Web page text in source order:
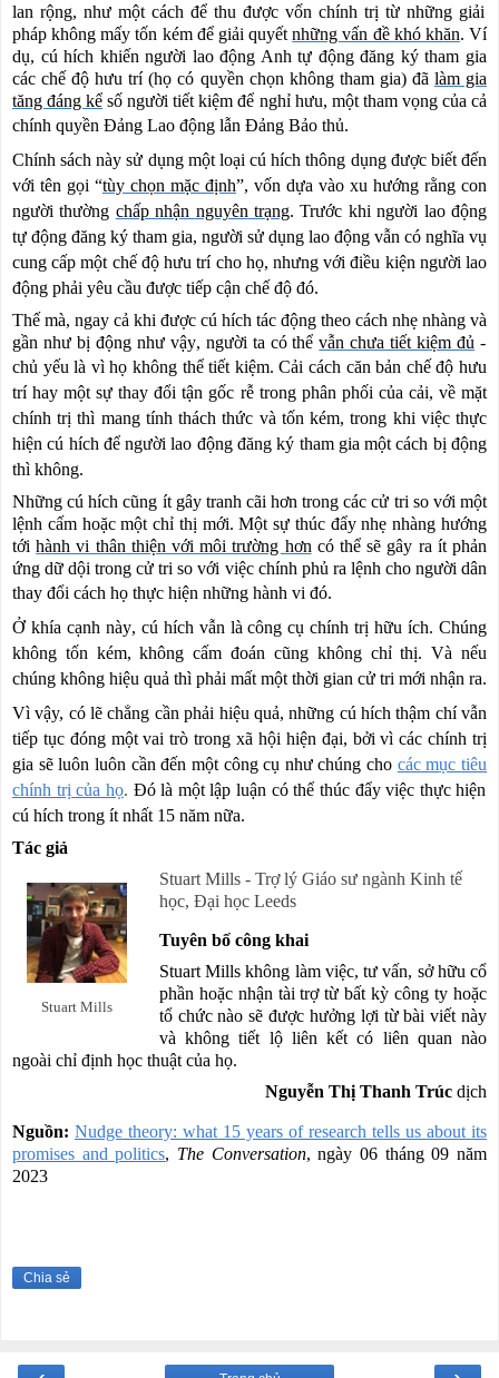
lan rộng, như một cách để thu được vốn chính trị từ những giải
phápkhông mấy tốn kém để giải quyết những vấn đề khó khăn. Ví
dụ, cú hích khiếnngười lao động Anhtự động đăng ký tham gia
các chế độ hưu trí(họ có quyền chọn không tham gia) đã làmgia
tăng đáng kể số người tiết kiệm để nghỉ hưu, một tham vọng của cả
chính quyền Đảng Lao động lẫn Đảng Bảo thủ.
Chính sách này sử dụng một loạicú hích thông dụng được biết đến
với tên gọi “tùy chọn mặc định”, vốn dựa vào xu hướng rằng con
người thường chấp nhận nguyên trạng. Trước khingười lao động
tự động đăng ký tham gia, người sử dụng lao động vẫn có nghĩa vụ
cung cấpmột chế độ hưu trí cho họ, nhưngvới điều kiện người lao
động phải yêu cầu được tiếp cận chế độ đó.
Thế mà, ngay cả khi được cú hích tác động theo cách nhẹ nhàng và
gần như bị động như vậy, người ta có thểvẫn chưa tiết kiệm đủ -
chủ yếu là vì họ không thể tiết kiệm. Cải cách căn bản chế độ hưu
tríhay một sự thay đổitận gốc rễ trong phân phối của cải, về mặt
chính trịthì mang tínhthách thức và tốn kém, trong khi việcthực
hiện cú hích đểngười lao động đăng ký tham gia một cách bị động
thì không.
Những cú hích cũng ít gây tranh cãi hơn trong các cử tri so vớimột
lệnh cấm hoặcmột chỉ thị mới. Một sự thúc đẩy nhẹ nhàng hướng
tớihành vi thân thiện với môi trường hơn có thể sẽ gây ra ít phản
ứng dữ dội trong cử tri so với việc chính phủ ra lệnh cho người dân
thay đổi cách họ thực hiện những hành vi đó.
Ở khía cạnh này, cú hích vẫn là công cụ chính trị hữu ích. Chúng
không tốn kém, không cấmđoán cũng không chỉ thị. Và nếu
chúng không hiệu quả thì phải mất một thời gian cử tri mới nhận ra.
Vì vậy, có lẽchẳng cần phải hiệu quả,những cú hích thậm chívẫn
tiếp tục đóng mộtvai trò trong xã hội hiện đại, bởi vì các chính trị
gia sẽ luôn luôn cần đến một công cụ như chúng cho các mụctiêu
chính trị của họ. Đó là một lập luận có thể thúc đẩyviệc thực hiện
cú hích trong ít nhất 15 năm nữa.
Tác giả
Stuart Mills
Stuart Mills - Trợ lý Giáo sư ngành Kinh tế
học, Đại học Leeds
Tuyên bố công khai
Stuart Mills không làm việc, tư vấn, sở hữu cổ
phần hoặc nhận tài trợ từ bất kỳ công ty hoặc
tổ chức nào sẽ được hưởng lợi từ bài viết này
và không tiết lộ liên kết có liên quan nào
ngoài chỉ định học thuật của họ.
Nguyễn Thị Thanh Trúc dịch
Nguồn: Nudge theory: what 15 years of research tells us about its
promises and politics, The Conversation, ngày 06 tháng 09 năm
2023
Chia sẻ